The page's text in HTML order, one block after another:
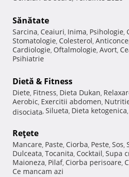
Sănătate
Sarcina, Ceaiuri, Inima, Psihologie,
Stomatologie, Colesterol,
Cardiologie, Oftalmologie, Avort,
Psihiatrie
Dietă & Fitness
Diete, Fitness, Dieta Dukan,
Aerobic, Exercitii abdomen,
disociata, Silueta, Dieta ketogenica,
Reţete
Mancare, Paste, Ciorba, Peste, Sos,
Dulceata, Tocanita, Cocktail, Supa
Maioneza, Pilaf, Ciorba perisoare,
Ce mancam azi